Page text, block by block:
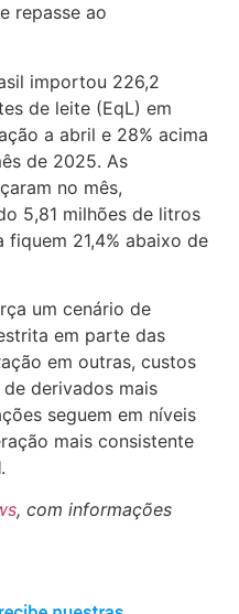
repasse ao
importou 226,2
de leite (EqL) em
a abril e 28% acima
de 2025. As
no mês,
5,81 milhões de litros
fiquem 21,4% abaixo de
um cenário de
em parte das
em outras, custos
derivados mais
seguem em níveis
mais consistente
.
, com informações